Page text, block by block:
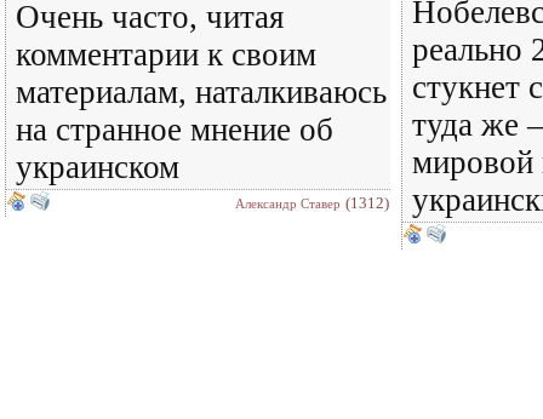
Очень часто, читая
комментарии к своим
материалам, наталкиваюсь
на странное мнение об
украинском
Александр Ставер (1312)
реально
стукнет
туда же
мировой